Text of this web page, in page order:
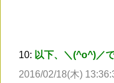
10: 以下、＼(^o^)／
2016/02/18(木)